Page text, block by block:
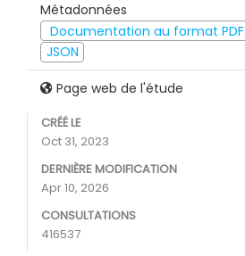
Métadonnées
Documentation au format PDF
JSON
Page web de l'étude
CRÉÉ LE
Oct 31, 2023
DERNIÈRE MODIFICATION
Apr 10, 2026
CONSULTATIONS
416537